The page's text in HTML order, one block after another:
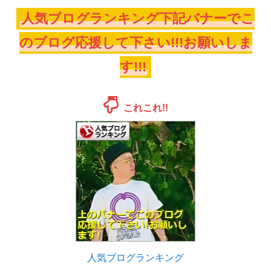
人気ブログランキング下記バナーでこ
のブログ応援して下さい!!!お願いしま
す!!!
これこれ!!
人気ブログランキング